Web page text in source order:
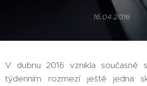
16.04.2016
V dubnu 2016 vznikla současně
týdenním rozmezí ještě jedna